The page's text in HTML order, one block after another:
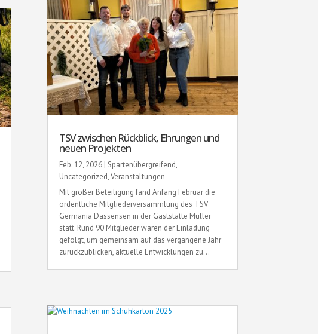
TSV zwischen Rückblick, Ehrungen und
neuen Projekten
Feb. 12, 2026| Spartenübergreifend,
Uncategorized,Veranstaltungen
Mit großer Beteiligung fand Anfang Februar die
ordentliche Mitgliederversammlung des TSV
Germania Dassensen in der Gaststätte Müller
statt. Rund 90 Mitglieder waren der Einladung
gefolgt, um gemeinsam auf das vergangene Jahr
zurückzublicken, aktuelle Entwicklungen zu...